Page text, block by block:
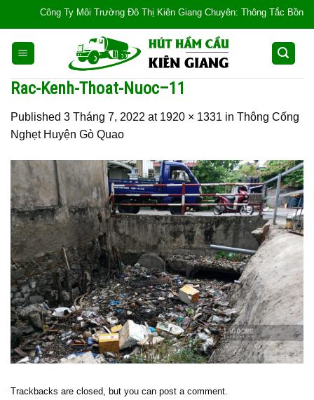
content
Công Ty Môi Trường Đô Thị Kiên Giang Chuyên: Thông Tắc Bồn
Rac-Kenh-Thoat-Nuoc–11
Published 3 Tháng 7, 2022 at 1920 × 1331 in Thông Cống
Nghẹt Huyện Gò Quao
Trackbacks are closed, but you can post a comment.